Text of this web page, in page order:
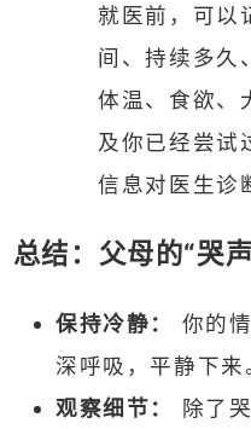
就医前，可以
间、持续多久
体温、食欲、
及你已经尝试
信息对医生诊
总结：父母的“哭
保持冷静：
你的
深呼吸，平静下来
观察细节：
除了